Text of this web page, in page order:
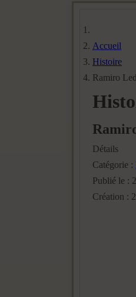
Accueil
Histoire
Ramiro
Détails
Catégorie :
Publié le :
Création :